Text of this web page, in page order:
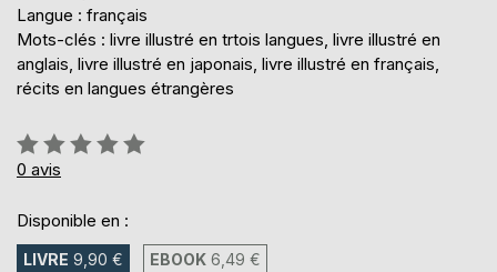
Langue : français
Mots-clés : livre illustré en trtois langues, livre illustré en
anglais, livre illustré en japonais, livre illustré en français,
récits en langues étrangères
Évaluation:
0%
0 avis
Disponible en :
LIVRE 9,90 € EBOOK 6,49 €